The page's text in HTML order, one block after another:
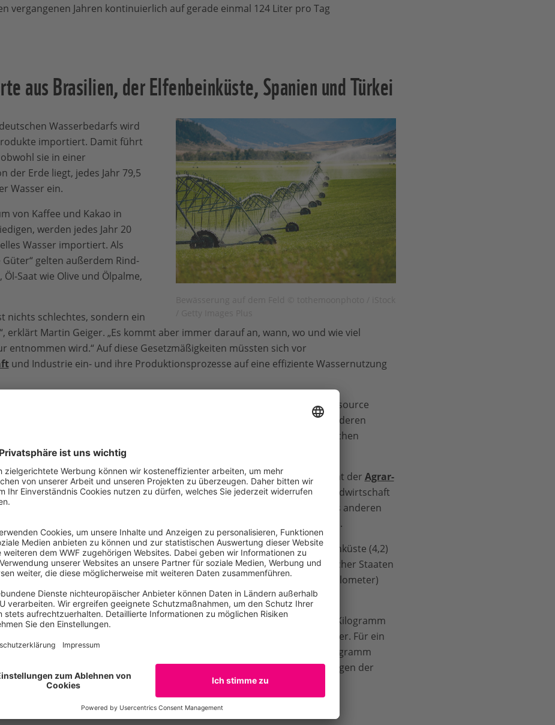
vergangenen Jahren kontinuierlich auf gerade einmal 124 Liter pro Tag
aus Brasilien, der Elfenbeinküste, Spanien und Türkei
Wasserbedarfs wird
importiert. Damit führt
sie in einer
der Erde liegt, jedes Jahr 79,5
Wasser ein.
von Kaffee und Kakao in
werden jedes Jahr 20
Wasser importiert. Als
gelten außerdem Rind-
Saat wie Olive und Ölpalme,
nichts schlechtes, sondern ein
erklärt Martin Geiger. „Es kommt aber immer darauf an, wann, wo und wie viel
entnommen wird.“ Auf diese Gesetzmäßigkeiten müssten sich vor
und Industrie ein- und ihre Produktionsprozesse auf eine effiziente Wassernutzung
WWF, einen Rahmen für den verantwortungsvollen Umgang mit der Ressource
sei in der Pflicht. Man habe die Verantwortung, bei Importgütern auf deren
zu achten. Die sozialen und ökologischen Folgen des deutschen
gelte es zu reduzieren.
(5,5 Kubikkilometer) und der Industrie (36,4 Kubikkilometer), hat der Agrar-
den mit Abstand größten Anteil am Wasser-Fußabdruck. „Die Landwirtschaft
Prozent des jährlichen Wasserbedarfs. Davon wird mehr als die Hälfte aus anderen
Martin Geiger, Leiter des Bereichs Süßwasser beim WWF Deutschland.
wir über Agrar-Güter aus Brasilien (5,7 Kubikkilometer), der Elfenbeinküste (4,2)
Doch Deutschland zapft indirekt auch die Wasserressourcen europäischer Staaten
Dürren und Trockenheit zu kämpfen haben – wie etwa Türkei (1,9 Kubikkilometer)
Wasser wird für die Produktion von Fleisch aufgewandt. Hinter einem Kilogramm
sich bei intensiver Haltung sage und schreibe 15.500 Liter virtuelles Wasser. Für ein
hingegen werden „nur“ 4.800 Liter Wasser aufgewendet, für ein Kilogramm
In der ökologischen Landwirtschaft ist die Fleischproduktion allein wegen der
Rohstoffkreisläufe deutlich wasserschonender.